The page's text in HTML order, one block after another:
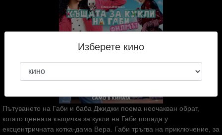
Пътуването на Габи и баба Джиджи поема неочакван обрат,
когато ценната къщичка за кукли на Габи попада у
ексцентричната котка-дама Вера. Габи тръгва на приключение, за
Изберете кино